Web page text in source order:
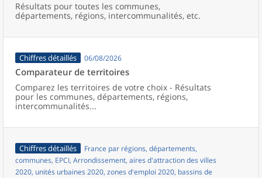
Résultats pour toutes les communes,
départements, régions, intercommunalités, etc.
Chiffres détaillés 06/08/2026
Comparateur de territoires
Comparez les territoires de votre choix - Résultats
pour les communes, départements, régions,
intercommunalités...
Chiffres détaillés
France par régions, départements,
communes, EPCI, Arrondissement, aires d'attraction des villes
2020, unités urbaines 2020, zones d'emploi 2020, bassins de